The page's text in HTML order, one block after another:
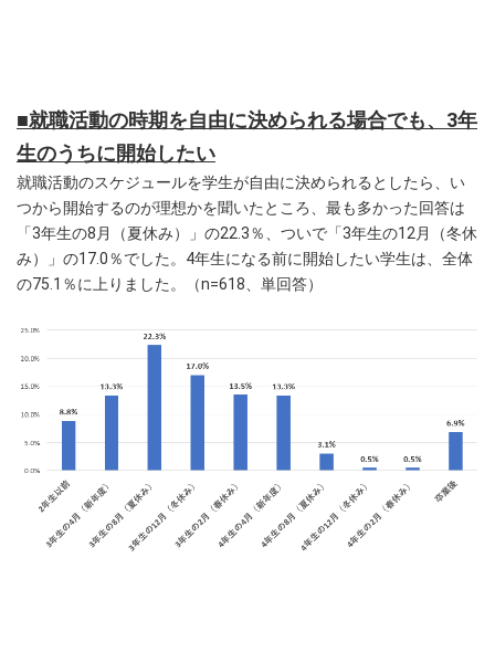
■就職活動の時期を自由に決められる場合でも、3年
生のうちに開始したい
就職活動のスケジュールを学生が自由に決められるとしたら、い
つから開始するのが理想かを聞いたところ、最も多かった回答は
「3年生の8月（夏休み）」の22.3％、ついで「3年生の12月（冬休
み）」の17.0％でした。4年生になる前に開始したい学生は、全体
の75.1％に上りました。（n=618、単回答）